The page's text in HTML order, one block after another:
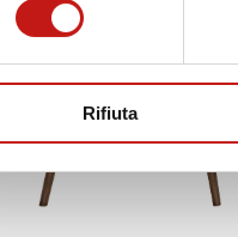
Rifiuta